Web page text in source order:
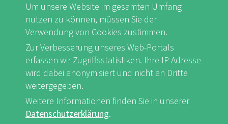
Youtube Instagram
Impressum & Datenschutz
Um unsere Website im gesamten Umfang
nutzen zu können, müssen Sie der
Verwendung von Cookies zustimmen.
Zur Verbesserung unseres Web-Portals
erfassen wir Zugriffsstatistiken. Ihre IP Adresse
wird dabei anonymisiert und nicht an Dritte
weitergegeben.
Weitere Informationen finden Sie in unserer
Datenschutzerklärung.